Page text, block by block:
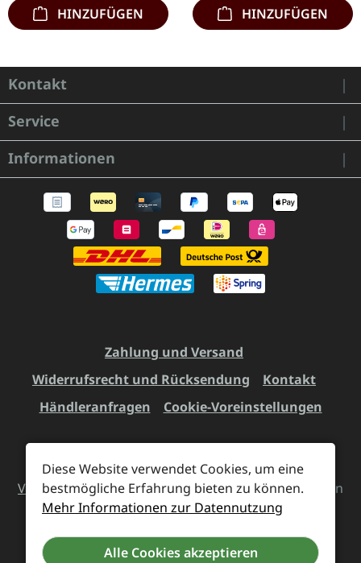
HINZUFÜGEN HINZUFÜGEN
Kontakt
Service
Informationen
Zahlung und Versand
Widerrufsrecht und Rücksendung
Kontakt
Händleranfragen
Cookie-Voreinstellungen
Alle Preise inkl. gesetzl. Mehrwertsteuer zzgl.
Versandkostenund ggf. Nachnahmegebühren, wenn
nicht anders angegeben.
Vertrag widerrufen
Diese Website verwendet Cookies, um eine
bestmögliche Erfahrung bieten zu können.
Mehr Informationen zur Datennutzung
Alle Cookies akzeptieren